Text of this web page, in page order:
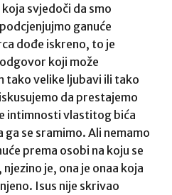
svjedoči da smo
ganuće
dođe iskreno, to je
koji može
velike ljubavi ili tako
da prestajemo
intimnosti vlastitog bića
se sramimo. Ali nemamo
prema osobi na koju se
je, ona je onaa koja
Isus nije skrivao